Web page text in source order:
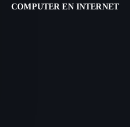
COMPUTER EN INTERNET